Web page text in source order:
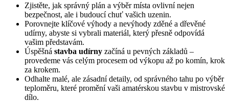
Zjistěte, jak správný plán a výběr místa ovlivní nejen
bezpečnost, ale i budoucí chuť vašich uzenin.
Porovnejte klíčové výhody a nevýhody zděné a dřevěné
udírny, abyste si vybrali materiál, který přesně odpovídá
vašim představám.
Úspěšná stavba udírny začíná u pevných základů –
provedeme vás celým procesem od výkopu až po komín, krok
za krokem.
Odhalte malé, ale zásadní detaily, od správného tahu po výběr
teploměru, které promění vaši amatérskou stavbu v mistrovské
dílo.